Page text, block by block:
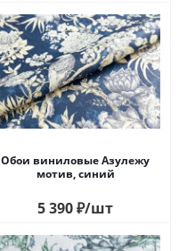
Обои виниловые Азулежу
мотив, синий
5 390₽/шт